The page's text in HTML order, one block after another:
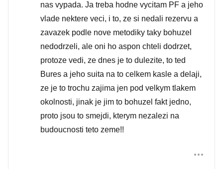
nas vypada. Ja treba hodne vycitam PF a jeho
vlade nektere veci, i to, ze si nedali rezervu a
zavazek podle nove metodiky taky bohuzel
nedodrzeli, ale oni ho aspon chteli dodrzet,
protoze vedi, ze dnes je to dulezite, to ted
Bures a jeho suita na to celkem kasle a delaji,
ze je to trochu zajima jen pod velkym tlakem
okolnosti, jinak je jim to bohuzel fakt jedno,
proto jsou to smejdi, kterym nezalezi na
budoucnosti teto zeme!!